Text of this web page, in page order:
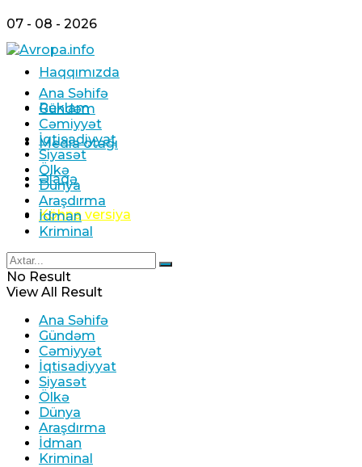
07 - 08 - 2026
Haqqımızda
Reklam
Media otağı
Əlaqə
Köhnə versiya
Ana Səhifə
Gündəm
Cəmiyyət
İqtisadiyyat
Siyasət
Ölkə
Dünya
Araşdırma
İdman
Kriminal
No Result
View All Result
Ana Səhifə
Gündəm
Cəmiyyət
İqtisadiyyat
Siyasət
Ölkə
Dünya
Araşdırma
İdman
Kriminal